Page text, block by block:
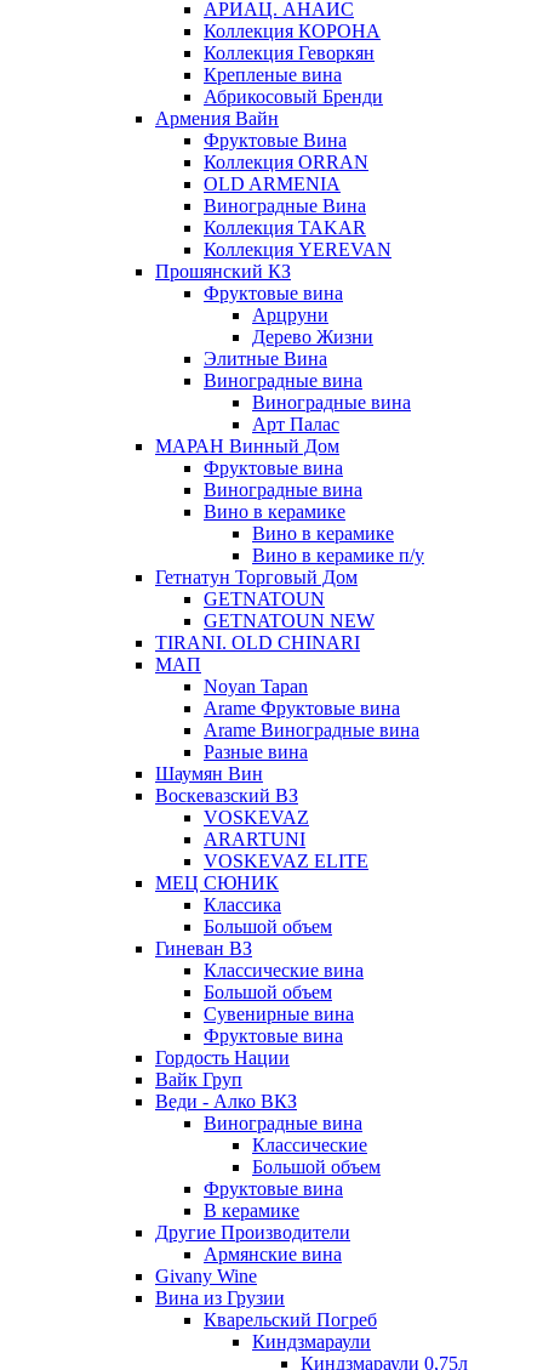
АРИАЦ. АНАИС
Коллекция КОРОНА
Коллекция Геворкян
Крепленые вина
Абрикосовый Бренди
Армения Вайн
Фруктовые Вина
Коллекция ORRAN
OLD ARMENIA
Виноградные Вина
Коллекция TAKAR
Коллекция YEREVAN
Прошянский КЗ
Фруктовые вина
Арцруни
Дерево Жизни
Элитные Вина
Виноградные вина
Виноградные вина
Арт Палас
МАРАН Винный Дом
Фруктовые вина
Виноградные вина
Вино в керамике
Вино в керамике
Вино в керамике п/у
Гетнатун Торговый Дом
GETNATOUN
GETNATOUN NEW
TIRANI. OLD CHINARI
МАП
Noyan Tapan
Arame Фруктовые вина
Arame Виноградные вина
Разные вина
Шаумян Вин
Воскевазский ВЗ
VOSKEVAZ
ARARTUNI
VOSKEVAZ ELITE
МЕЦ СЮНИК
Классика
Большой объем
Гиневан ВЗ
Классические вина
Большой объем
Сувенирные вина
Фруктовые вина
Гордость Нации
Вайк Груп
Веди - Алко ВКЗ
Виноградные вина
Классические
Большой объем
Фруктовые вина
В керамике
Другие Производители
Армянские вина
Givany Wine
Вина из Грузии
Кварельский Погреб
Киндзмараули
Киндзмараули 0,75л